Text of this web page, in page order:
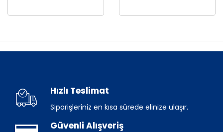
Hızlı Teslimat
Siparişleriniz en kısa sürede elinize ulaşır.
Güvenli Alışveriş